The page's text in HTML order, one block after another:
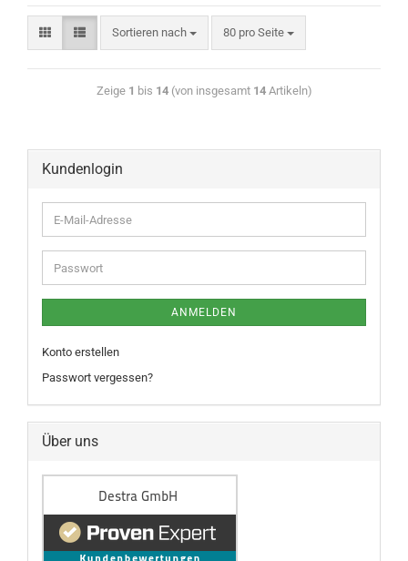
Sortieren nach 80 pro Seite
Zeige 1 bis 14(von insgesamt 14Artikeln)
Kundenlogin
ANMELDEN
Konto erstellen
Passwort vergessen?
Über uns